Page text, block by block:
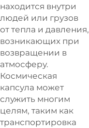
находится внутри
людей или грузов
от тепла и давления,
возникающих при
возвращении в
атмосферу.
Космическая
капсула может
служить многим
целям, таким как
транспортировка